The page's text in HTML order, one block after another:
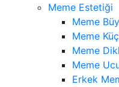
Meme Estetiği
Meme
Meme
Meme
Meme
Erkek